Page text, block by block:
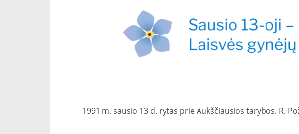
1991 m. sausio 13 d. rytas prie Aukščiausios tarybos. R.